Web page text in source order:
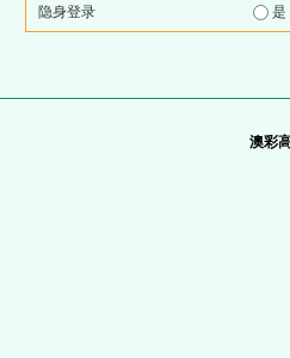
隐身登录
澳彩